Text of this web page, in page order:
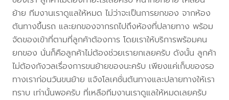
ย้าย ทีมงานเราดูแลให้หมด ไม่ว่าจะเป็นการยกของ จากห้อง
ต้นทางขึ้นรถ และยกของจากรถไปถึงห้องที่ปลายทาง พร้อม
จัดของเข้าที่ตามที่ลูกค้าต้องการ โดยเราให้บริการพร้อมคน
ยกของ นั่นก็คือลูกค้าไม่ต้องช่วยเรายกเลยครับ ดังนั้น ลูกค้า
ไม่ต้องกังวลเรื่องการขนย้ายของนะครับ เพียงแค่เก็บของรอ
ทางเราก่อนวันขนย้าย แจ้งโลเคชั่นต้นทางและปลายทางให้เรา
ทราบ เท่านั้นพอครับ ที่เหลือทีมงานเราดูแลให้หมดเลยครับ